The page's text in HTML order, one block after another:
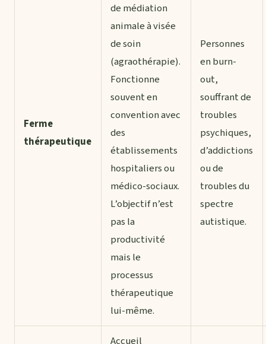
Ferme
thérapeutique
de médiation
animale à visée
de soin
(agraothérapie).
Fonctionne
souvent en
convention avec
des
établissements
hospitaliers ou
médico-sociaux.
L’objectif n’est
pas la
productivité
mais le
processus
thérapeutique
lui-même.
Personnes
en burn-
out,
souffrant de
troubles
psychiques,
d’addictions
ou de
troubles du
spectre
autistique.
Accueil